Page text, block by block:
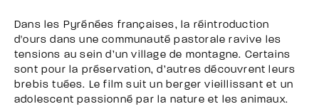
Dans les Pyrénées françaises, la réintroduction
d'ours dans une communauté pastorale ravive les
tensions au sein d’un village de montagne. Certains
sont pour la préservation, d’autres découvrent leurs
brebis tuées. Le film suit un berger vieillissant et un
adolescent passionné par la nature et les animaux.